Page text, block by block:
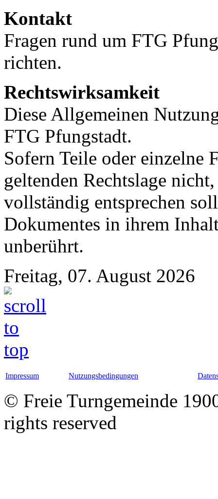
Kontakt
Fragen rund um FTG
richten.
Rechtswirksamkeit
Diese Allgemeinen
FTG Pfungstadt.
Sofern Teile oder einzelne
geltenden Rechtslage
vollständig entsprechen
Dokumentes in ihrem
unberührt.
Freitag, 07. August 2026
Impressum Nutzungsbedingungen
© Freie Turngemeinde
rights reserved